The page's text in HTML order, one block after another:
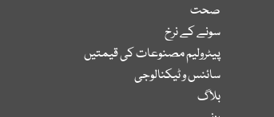
صحت
سونے کے نرخ
پیٹرولیم مصنوعات کی قیمتیں
سائنس و ٹیکنالوجی
بلاگ